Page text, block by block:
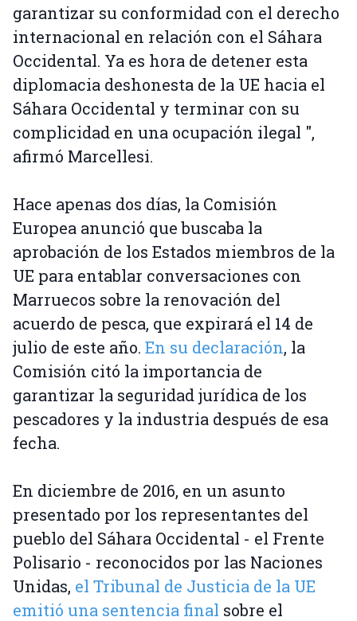
garantizar su conformidad con el derecho
internacional en relación con el Sáhara
Occidental. Ya es hora de detener esta
diplomacia deshonesta de la UE hacia el
Sáhara Occidental y terminar con su
complicidad en una ocupación ilegal ",
afirmó Marcellesi.
Hace apenas dos días, la Comisión
Europea anunció que buscaba la
aprobación de los Estados miembros de la
UE para entablar conversaciones con
Marruecos sobre la renovación del
acuerdo de pesca, que expirará el 14 de
julio de este año. En su declaración, la
Comisión citó la importancia de
garantizar la seguridad jurídica de los
pescadores y la industria después de esa
fecha.
En diciembre de 2016, en un asunto
presentado por los representantes del
pueblo del Sáhara Occidental - el Frente
Polisario - reconocidos por las Naciones
Unidas, el Tribunal de Justicia de la UE
emitió una sentencia final sobre el